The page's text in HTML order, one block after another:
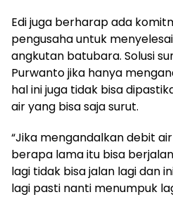
Edi juga berharap ada
pengusaha untuk
angkutan batubara. Solusi
Purwanto jika hanya
hal ini juga tidak bisa
air yang bisa saja surut.
“Jika mengandalkan debit
berapa lama itu bisa
lagi tidak bisa jalan lagi dan
lagi pasti nanti menumpuk